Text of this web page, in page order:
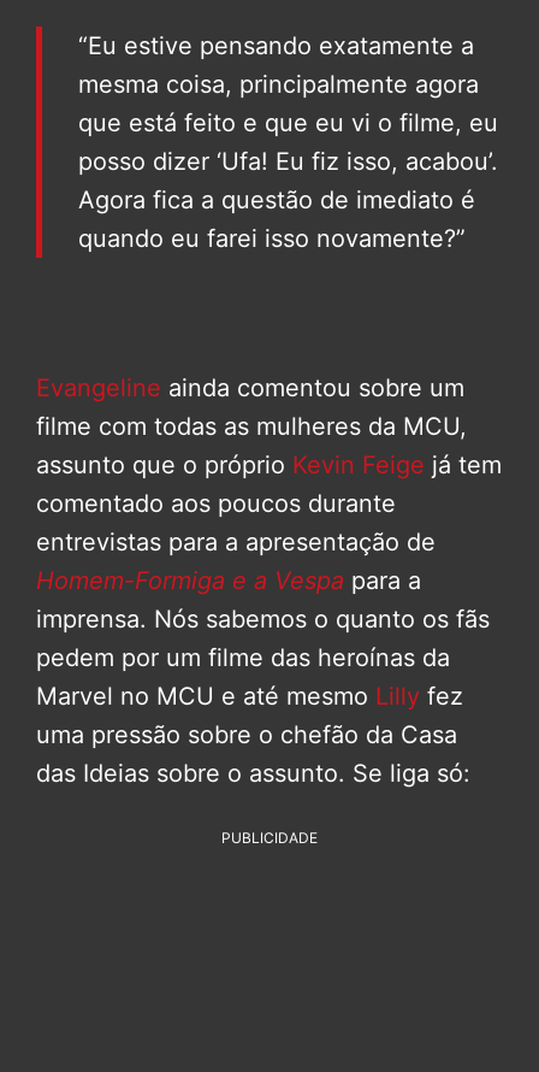
“Eu estive pensando exatamente a
mesma coisa, principalmente agora
que está feito e que eu vi o filme, eu
posso dizer ‘Ufa! Eu fiz isso, acabou’.
Agora fica a questão de imediato é
quando eu farei isso novamente?”
Evangeline ainda comentou sobre um
filme com todas as mulheres da MCU,
assunto que o próprio Kevin Feige já tem
comentado aos poucos durante
entrevistas para a apresentação de
Homem-Formiga e a Vespa para a
imprensa. Nós sabemos o quanto os fãs
pedem por um filme das heroínas da
Marvel no MCU e até mesmo Lilly fez
uma pressão sobre o chefão da Casa
das Ideias sobre o assunto. Se liga só:
PUBLICIDADE